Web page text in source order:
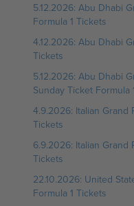
5.12.2026: Abu Dhabi
Formula 1 Tickets
4.12.2026: Abu Dhabi
Tickets
5.12.2026: Abu Dhabi
Sunday Ticket Formula
4.9.2026: Italian Grand
Tickets
6.9.2026: Italian Grand
Tickets
22.10.2026: United
Formula 1 Tickets